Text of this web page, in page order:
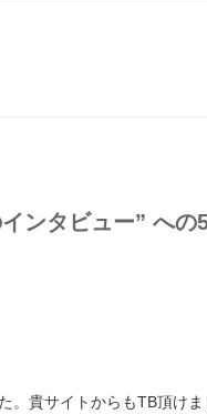
ンタビュー” への
。貴サイトからもTB頂け